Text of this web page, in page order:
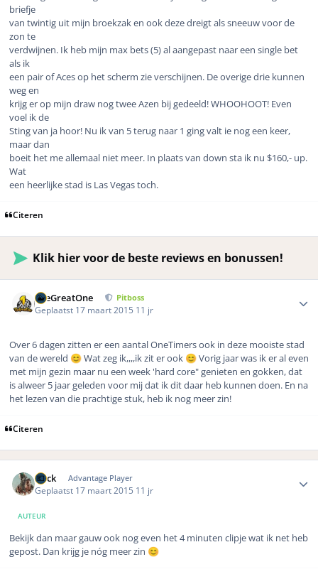
briefje
van twintig uit mijn broekzak en ook deze dreigt als sneeuw voor de
zon te
verdwijnen. Ik heb mijn max bets (5) al aangepast naar een single bet
als ik
een pair of Aces op het scherm zie verschijnen. De overige drie kunnen
weg en
krijg er op mijn draw nog twee Azen bij gedeeld! WHOOHOOT! Even
voel ik de
Sting van ja hoor! Nu ik van 5 terug naar 1 ging valt ie nog een keer,
maar dan
boeit het me allemaal niet meer. In plaats van down sta ik nu $160,- up.
Wat
een heerlijke stad is Las Vegas toch.
Citeren
Klik hier voor de beste reviews en bonussen!
TheGreatOne Pitboss
Geplaatst 17 maart 2015 11 jr
Over 6 dagen zitten er een aantal OneTimers ook in deze mooiste stad
van de wereld 😊 Wat zeg ik,,,,ik zit er ook 😊 Vorig jaar was ik er al even
met mijn gezin maar nu een week 'hard core" genieten en gokken, dat
is alweer 5 jaar geleden voor mij dat ik dit daar heb kunnen doen. En na
het lezen van die prachtige stuk, heb ik nog meer zin!
Citeren
Buck Advantage Player
Geplaatst 17 maart 2015 11 jr
AUTEUR
Bekijk dan maar gauw ook nog even het 4 minuten clipje wat ik net heb
gepost. Dan krijg je nóg meer zin 😊